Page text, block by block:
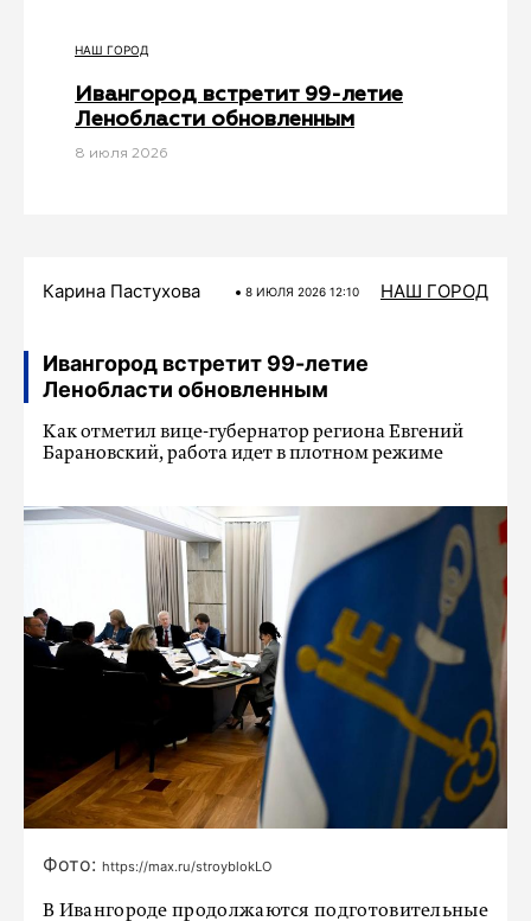
НАШ ГОРОД
Ивангород встретит 99-летие
Ленобласти обновленным
8 июля 2026
Карина Пастухова 8 ИЮЛЯ 2026 12:10 НАШ ГОРОД
Ивангород встретит 99-летие
Ленобласти обновленным
Как отметил вице-губернатор региона Евгений
Барановский, работа идет в плотном режиме
Фото: https://max.ru/stroyblokLO
В Ивангороде продолжаются подготовительные